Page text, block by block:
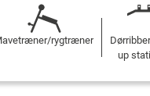
rygtræner
up